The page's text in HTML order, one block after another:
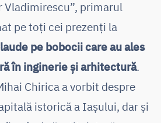
Vladimirescu”, primarul
pe toți cei prezenți la
pe bobocii care au ales
în inginerie și arhitectură.
Chirica a vorbit despre
istorică a Iașului, dar și